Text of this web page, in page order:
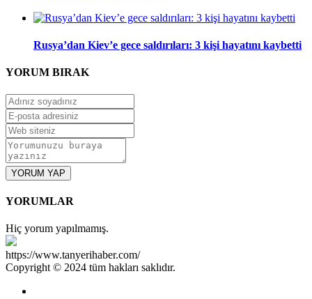
Rusya’dan Kiev’e gece saldırıları: 3 kişi hayatını kaybetti
YORUM BIRAK
YORUM YAP
YORUMLAR
Hiç yorum yapılmamış.
https://www.tanyerihaber.com/
Copyright © 2024 tüm hakları saklıdır.